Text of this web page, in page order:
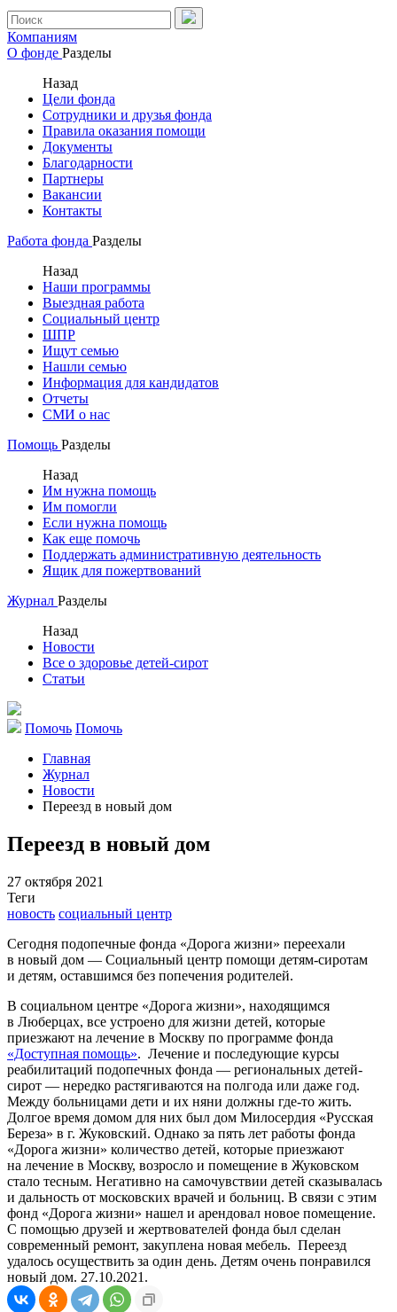
Компаниям
О фонде Разделы
Назад
Цели фонда
Сотрудники и друзья фонда
Правила оказания помощи
Документы
Благодарности
Партнеры
Вакансии
Контакты
Работа фонда Разделы
Назад
Наши программы
Выездная работа
Социальный центр
ШПР
Ищут семью
Нашли семью
Информация для кандидатов
Отчеты
СМИ о нас
Помощь Разделы
Назад
Им нужна помощь
Им помогли
Если нужна помощь
Как еще помочь
Поддержать административную деятельность
Ящик для пожертвований
Журнал Разделы
Назад
Новости
Все о здоровье детей-сирот
Статьи
Помочь Помочь
Главная
Журнал
Новости
Переезд в новый дом
Переезд в новый дом
27 октября 2021
Теги
новость социальный центр
Сегодня подопечные фонда «Дорога жизни» переехали
в новый дом — Социальный центр помощи детям-сиротам
и детям, оставшимся без попечения родителей.
В социальном центре «Дорога жизни», находящимся
в Люберцах, все устроено для жизни детей, которые
приезжают на лечение в Москву по программе фонда
«Доступная помощь». Лечение и последующие курсы
реабилитаций подопечных фонда — региональных детей-
сирот — нередко растягиваются на полгода или даже год.
Между больницами дети и их няни должны где-то жить.
Долгое время домом для них был дом Милосердия «Русская
Береза» в г. Жуковский. Однако за пять лет работы фонда
«Дорога жизни» количество детей, которые приезжают
на лечение в Москву, возросло и помещение в Жуковском
стало тесным. Негативно на самочувствии детей сказывалась
и дальность от московских врачей и больниц. В связи с этим
фонд «Дорога жизни» нашел и арендовал новое помещение.
С помощью друзей и жертвователей фонда был сделан
современный ремонт, закуплена новая мебель. Переезд
удалось осуществить за один день. Детям очень понравился
новый дом. 27.10.2021.